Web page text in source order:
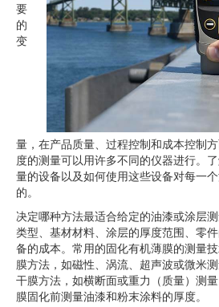
要
的
变
量，在产品质量、过程控制和成本控制
度的测量可以用许多不同的仪器进行。
量的设备以及如何使用这些设备对每一
的。
决定哪种方法最适合给定的油漆或涂层
类型、基材材料、涂层的厚度范围、零
备的成本。常用的固化有机薄膜的测量
膜方法，如磁性、涡流、超声波或微米
干膜方法，如横断面或重力（质量）测
膜固化前测量油漆和粉末涂料的厚度。